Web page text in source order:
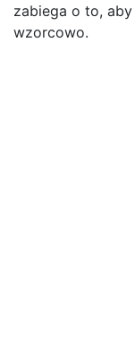
zabiega o to,
wzorcowo.